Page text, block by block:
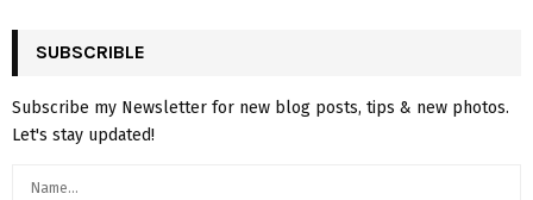
SUBSCRIBLE
Subscribe my Newsletter for new blog posts, tips & new photos.
Let's stay updated!